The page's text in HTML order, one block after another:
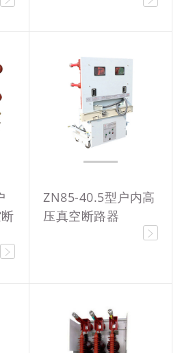
ZN85-40.5型户内高
压真空断路器